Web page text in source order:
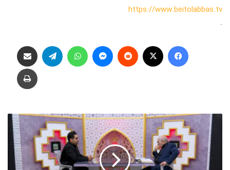
https://www.beitolabbas.tv
.
فیس بوک
‫رددیت
ت